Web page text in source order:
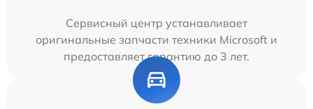
Сервисный центр устанавливает
оригинальные запчасти техники Microsoft и
предоставляет гарантию до 3 лет.